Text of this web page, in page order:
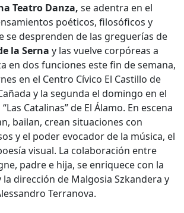
Teatro Danza, se adentra en el
poéticos, filosóficos y
se desprenden de las greguerías de
la Serna y las vuelve corpóreas a
en dos funciones este fin de semana,
en el Centro Cívico El Castillo de
y la segunda el domingo en el
Catalinas” de El Álamo. En escena
bailan, crean situaciones con
y el poder evocador de la música, el
visual. La colaboración entre
padre e hija, se enriquece con la
dirección de Malgosia Szkandera y
Terranova.